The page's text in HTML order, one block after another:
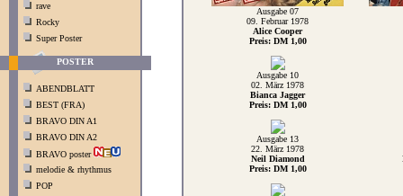
rave
Rocky
Super Poster
POSTER
ABENDBLATT
BEST (FRA)
BRAVO DIN A1
BRAVO DIN A2
BRAVO poster
melodie & rhythmus
POP
Ausgabe 07
09. Februar 1978
Alice Cooper
Preis: DM 1,00
Ausgabe 10
02. März 1978
Bianca Jagger
Preis: DM 1,00
Ausgabe 13
22. März 1978
Neil Diamond
Preis: DM 1,00